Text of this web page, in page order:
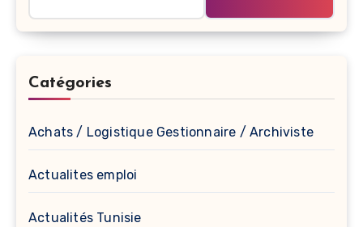
Catégories
Achats / Logistique Gestionnaire / Archiviste
Actualites emploi
Actualités Tunisie